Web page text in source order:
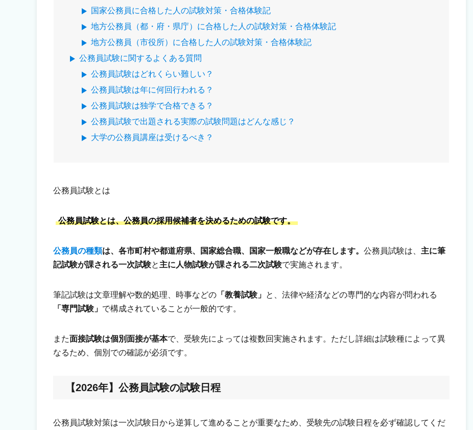
国家公務員に合格した人の試験対策・合格体験記
地方公務員（都・府・県庁）に合格した人の試験対策・合格体験記
地方公務員（市役所）に合格した人の試験対策・合格体験記
公務員試験に関するよくある質問
公務員試験はどれくらい難しい？
公務員試験は年に何回行われる？
公務員試験は独学で合格できる？
公務員試験で出題される実際の試験問題はどんな感じ？
大学の公務員講座は受けるべき？
公務員試験とは
公務員試験とは、公務員の採用候補者を決めるための試験です。
公務員の種類は、各市町村や都道府県、国家総合職、国家一般職などが存在します。 公務員試験は、 主に筆
記試験が課される一次試験と主に人物試験が課される二次試験で実施されます。
筆記試験は文章理解や数的処理、時事などの 「教養試験」 と、法律や経済などの専門的な内容が問われる
「専門試験」 で構成されていることが一般的です。
また面接試験は個別面接が基本で、受験先によっては複数回実施されます。ただし詳細は試験種によって異
なるため、個別での確認が必須です。
【2026年】公務員試験の試験日程
公務員試験対策は一次試験日から逆算して進めることが重要なため、受験先の試験日程を必ず確認してくだ